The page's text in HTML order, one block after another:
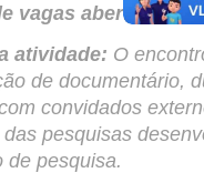
vagas abertas:100
atividade: O
de documentário,
convidados
pesquisas
de pesquisa.